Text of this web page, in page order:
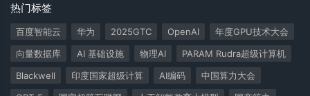
热门标签
百度智能云 华为 2025GTC OpenAI
年度GPU技术大会
向量数据库
AI 基础设施 物理AI
PARAM Rudra超级计算机
Blackwell
印度国家超级计算 AI编码
中国算力大会